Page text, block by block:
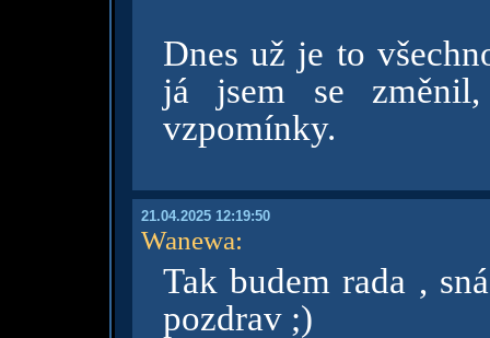
Dnes už je to
já jsem se
vzpomínky.
21.04.2025 12:19:50
Wanewa:
Tak budem rada ,
pozdrav ;)